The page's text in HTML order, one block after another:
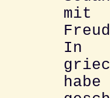
mit
In